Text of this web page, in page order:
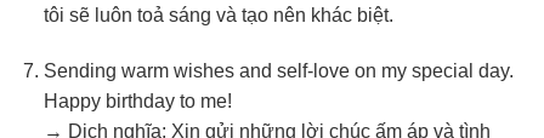
tôi sẽ luôn toả sáng và tạo nên khác biệt.
Sending warm wishes and self-love on my special day.
Happy birthday to me!
→ Dịch nghĩa: Xin gửi những lời chúc ấm áp và tình